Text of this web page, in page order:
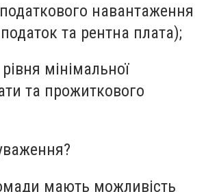
навантаження
та рентна плата);
мінімальної
та прожиткового
мають можливість